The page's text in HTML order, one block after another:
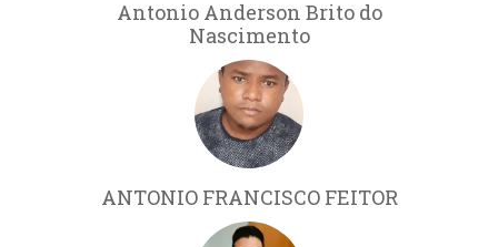
Antonio Anderson Brito do
Nascimento
ANTONIO FRANCISCO FEITOR